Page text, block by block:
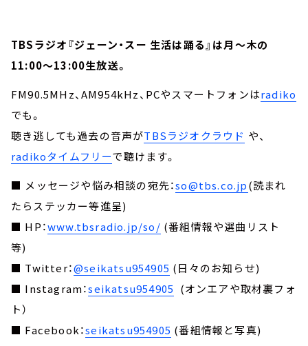
TBSラジオ『ジェーン・スー 生活は踊る』は月～木の
11:00～13:00生放送。
FM90.5MHz、AM954kHz、PCやスマートフォンはradiko
でも。
聴き逃しても過去の音声がTBSラジオクラウド や、
radikoタイムフリーで聴けます。
■ メッセージや悩み相談の宛先：so@tbs.co.jp(読まれ
たらステッカー等進呈)
■ HP：www.tbsradio.jp/so/ (番組情報や選曲リスト
等)
■ Twitter：@seikatsu954905 (日々のお知らせ)
■ Instagram：seikatsu954905 (オンエアや取材裏フォ
ト）
■ Facebook：seikatsu954905 (番組情報と写真)